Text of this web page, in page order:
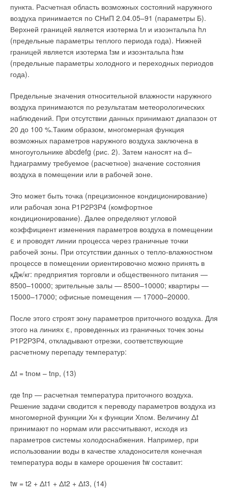
пункта. Расчетная область возможных состояний наружного
воздуха принимается по СНиП 2.04.05–91 (параметры Б).
Верхней границей является изотерма tл и изоэнтальпа hл
(предельные параметры теплого периода года). Нижней
границей является изотерма tзм и изоэнтальпа hзм
(предельные параметры холодного и переходных периодов
года).
Предельные значения относительной влажности наружного
воздуха принимаются по результатам метеорологических
наблюдений. При отсутствии данных принимают диапазон от
20 до 100 %.Таким образом, многомерная функция
возможных параметров наружного воздуха заключена в
многоугольнике abcdefg (рис. 2). Затем наносят на d–
hдиаграмму требуемое (расчетное) значение состояния
воздуха в помещении или в рабочей зоне.
Это может быть точка (прецизионное кондиционирование)
или рабочая зона Р1Р2Р3Р4 (комфортное
кондиционирование). Далее определяют угловой
коэффициент изменения параметров воздуха в помещении
ε и проводят линии процесса через граничные точки
рабочей зоны. При отсутствии данных о тепло-влажностном
процессе в помещении ориентировочно можно принять в
кДж/кг: предприятия торговли и общественного питания —
8500–10000; зрительные залы — 8500–10000; квартиры —
15000–17000; офисные помещения — 17000–20000.
После этого строят зону параметров приточного воздуха. Для
этого на линиях ε, проведенных из граничных точек зоны
Р1Р2Р3Р4, откладывают отрезки, соответствующие
расчетному перепаду температур:
Δt = tпом – tпр, (13)
где tпр — расчетная температура приточного воздуха.
Решение задачи сводится к переводу параметров воздуха из
многомерной функции Хн к функции Хпом. Величину Δt
принимают по нормам или рассчитывают, исходя из
параметров системы холодоснабжения. Например, при
использовании воды в качестве хладоносителя конечная
температура воды в камере орошения tw составит:
tw = t2 + Δt1 + Δt2 + Δt3, (14)